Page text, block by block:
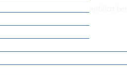
Pfandvermittlers gewerblich